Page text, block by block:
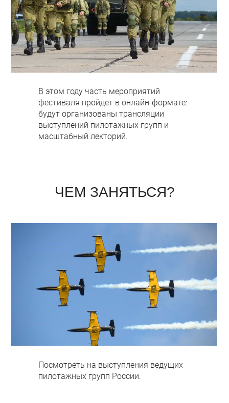
В этом году часть мероприятий
фестиваля пройдет в онлайн-формате:
будут организованы трансляции
выступлений пилотажных групп и
масштабный лекторий.
ЧЕМ ЗАНЯТЬСЯ?
Посмотреть на выступления ведущих
пилотажных групп России.